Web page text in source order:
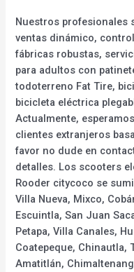
Nuestros profesionales
ventas dinámico,
fábricas robustas,
para adultos con
todoterreno Fat Tire,
bicicleta eléctrica
Actualmente,
clientes extranjeros
favor no dude en
detalles. Los scooters
Rooder citycoco se
Villa Nueva, Mixco,
Escuintla, San Juan
Petapa, Villa Canales,
Coatepeque, Chinautla,
Amatitlán,